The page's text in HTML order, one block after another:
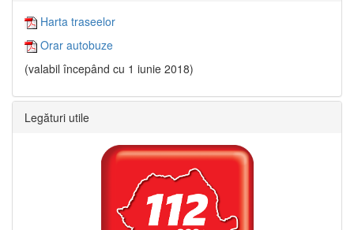
Harta traseelor
Orar autobuze
(valabil începând cu 1 iunie 2018)
Legături utile